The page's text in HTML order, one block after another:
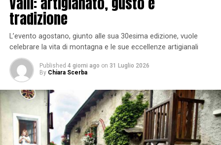
tradizione
L’evento agostano, giunto alle sua 30esima edizione, vuole
celebrare la vita di montagna e le sue eccellenze artigianali
Published 4 giorni ago on 31 Luglio 2026
By Chiara Scerba